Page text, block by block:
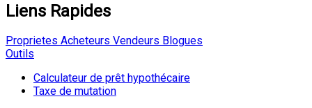
Liens Rapides
Proprietes Acheteurs Vendeurs Blogues
Outils
Calculateur de prêt hypothécaire
Taxe de mutation